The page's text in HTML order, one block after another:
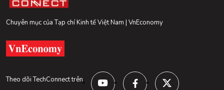
Chuyên mục của Tạp chí Kinh tế Việt Nam | VnEconomy
Theo dõi TechConnect trên